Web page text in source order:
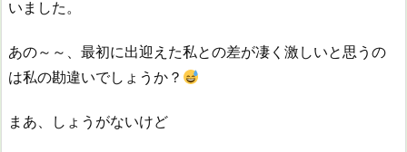
いました。
あの～～、最初に出迎えた私との差が凄く激しいと思うの
は私の勘違いでしょうか？
まあ、しょうがないけど